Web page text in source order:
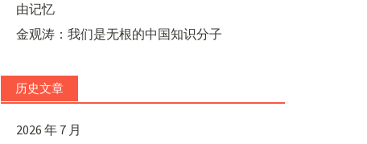
由记忆
金观涛：我们是无根的中国知识分子
历史文章
2026 年 7 月